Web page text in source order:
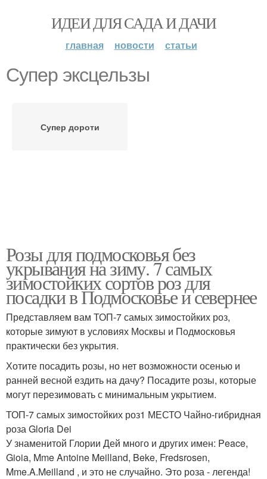
ИДЕИ ДЛЯ САДА И ДАЧИ
главная новости статьи
Супер эксцельзы
Супер дороти
Розы для подмосковья без
укрывания на зиму. 7 самых
зимостойких сортов роз для
посадки в Подмосковье и севернее
Представляем вам ТОП-7 самых зимостойких роз,
которые зимуют в условиях Москвы и Подмосковья
практически без укрытия.
Хотите посадить розы, но нет возможности осенью и
ранней весной ездить на дачу? Посадите розы, которые
могут перезимовать с минимальным укрытием.
ТОП-7 самых зимостойких роз1 МЕСТО Чайно-гибридная
роза Gloria Dei
У знаменитой Глории Дей много и других имен: Peace,
Gioia, Mme Antoine Meilland, Beke, Fredsrosen,
Mme.A.Meilland , и это не случайно. Это роза - легенда!